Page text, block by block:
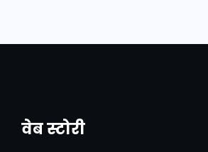
वेब स्टोरी
नया एक्सप्रेसवे: पूर्वांचल का लक,